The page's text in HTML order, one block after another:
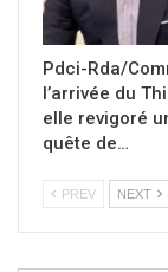
Pdci-Rda/
l’arrivée du
elle revigoré
quête de…
PREV NEXT